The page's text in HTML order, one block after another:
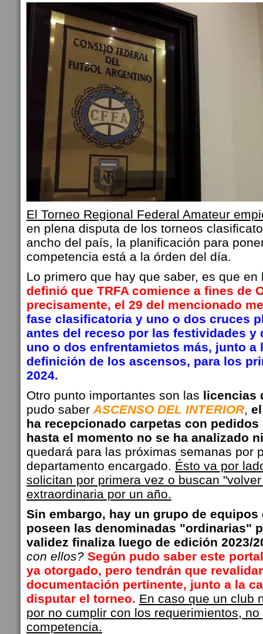
El Torneo Regional Federal Amateur
en plena disputa de los torneos
ancho del país, la planificación para
competencia está a la órden del día.
Lo primero que hay que saber, es que
definió que TRFA comience a fines de
precisamente, el 29 del mencionado
fase clasificatoria y uno o dos cruces
antes del receso por las festividades y
uno o dos enfrentamietos más, junto a
definición de los ascensos, para los
2024.
Otro punto importantes son las licencias
pudo saber ASCENSO DEL INTERIOR,
ha recepcionado carpetas con
hasta el momento no se ha analizado
quedará para las próximas semanas por
departamento encargado. Ésto va por
solicitan por primera vez o buscan
extraordinaria por un año.
Sin embargo, hay un grupo de equipos
poseen las denominadas "ordinarias"
validez finaliza luego de edición 2023/
con ellos? Según pudo saber este
ya otorgado, pero tendrán que
documentación pertinente, junto a la
disputar el torneo. En caso que un club
por no cumplir con los requerimientos,
competencia.